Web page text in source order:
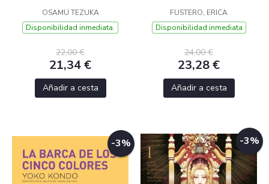
OSAMU TEZUKA
Disponibilidad inmediata.
22,00 €
21,34 €
Añadir a cesta
FUSTERO, ERICA
Disponibilidad inmediata
24,00 €
23,28 €
Añadir a cesta
-3% -3%